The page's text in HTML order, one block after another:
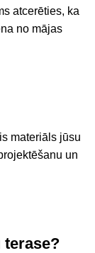
atcerēties, ka
no mājas
materiāls jūsu
un
terase?